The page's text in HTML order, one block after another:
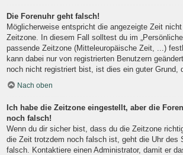
Die Forenuhr geht falsch!
Möglicherweise entspricht die angezeigte Zeit
Zeitzone. In diesem Fall solltest du im
passende Zeitzone (Mitteleuropäische Zeit, ...)
kann dabei nur von registrierten Benutzern
noch nicht registriert bist, ist dies ein guter Grund,
Nach oben
Ich habe die Zeitzone eingestellt, aber die
noch falsch!
Wenn du dir sicher bist, dass du die Zeitzone
die Zeit trotzdem noch falsch ist, geht die Uhr des
falsch. Kontaktiere einen Administrator, damit er